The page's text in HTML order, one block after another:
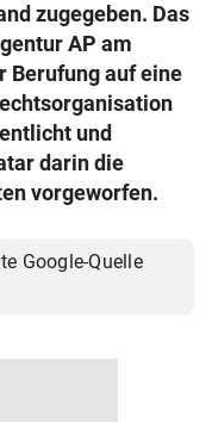
zugegeben. Das
AP am
Berufung auf eine
und
darin die
vorgeworfen.
Google-Quelle